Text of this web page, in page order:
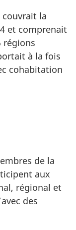
la
et comprenait
régions
à la fois
cohabitation
de la
aux
régional et
des